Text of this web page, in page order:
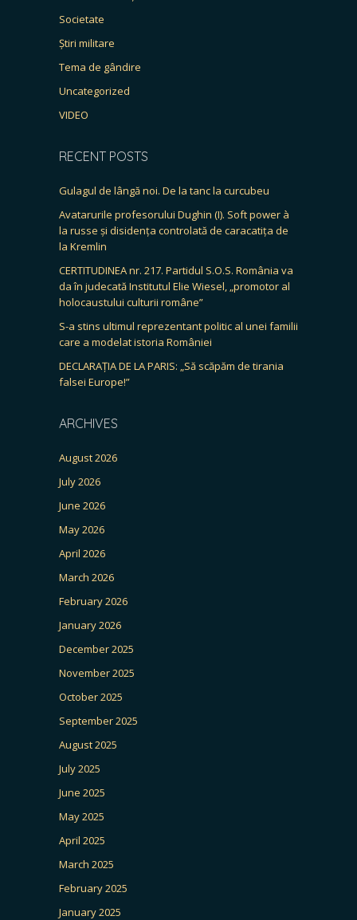
Societate
Știri militare
Tema de gândire
Uncategorized
VIDEO
RECENT POSTS
Gulagul de lângă noi. De la tanc la curcubeu
Avatarurile profesorului Dughin (I). Soft power à
la russe și disidența controlată de caracatița de
la Kremlin
CERTITUDINEA nr. 217. Partidul S.O.S. România va
da în judecată Institutul Elie Wiesel, „promotor al
holocaustului culturii române”
S-a stins ultimul reprezentant politic al unei familii
care a modelat istoria României
DECLARAȚIA DE LA PARIS: „Să scăpăm de tirania
falsei Europe!”
ARCHIVES
August 2026
July 2026
June 2026
May 2026
April 2026
March 2026
February 2026
January 2026
December 2025
November 2025
October 2025
September 2025
August 2025
July 2025
June 2025
May 2025
April 2025
March 2025
February 2025
January 2025